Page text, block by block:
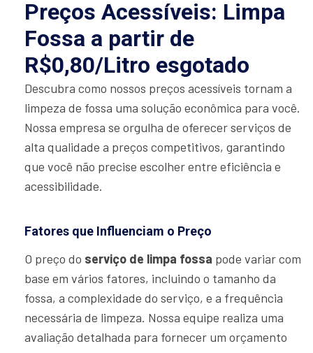
Preços Acessíveis: Limpa
Fossa a partir de
R$0,80/Litro esgotado
Descubra como nossos preços acessíveis tornam a
limpeza de fossa uma solução econômica para você.
Nossa empresa se orgulha de oferecer serviços de
alta qualidade a preços competitivos, garantindo
que você não precise escolher entre eficiência e
acessibilidade.
Fatores que Influenciam o Preço
O preço do serviço de limpa fossa pode variar com
base em vários fatores, incluindo o tamanho da
fossa, a complexidade do serviço, e a frequência
necessária de limpeza. Nossa equipe realiza uma
avaliação detalhada para fornecer um orçamento